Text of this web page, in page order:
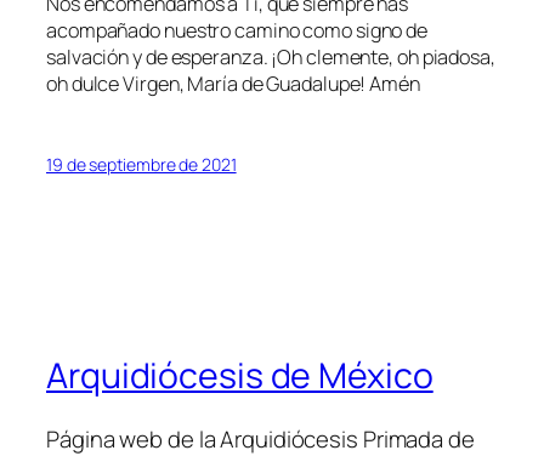
acompañado nuestro camino como signo de
salvación y de esperanza. ¡Oh clemente, oh piadosa,
oh dulce Virgen, María de Guadalupe! Amén
19 de septiembre de 2021
Arquidiócesis de México
Página web de la Arquidiócesis Primada de